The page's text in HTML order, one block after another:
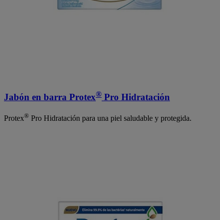
Jabón en barra Protex® Pro Hidratación
Protex® Pro Hidratación para una piel saludable y protegida.